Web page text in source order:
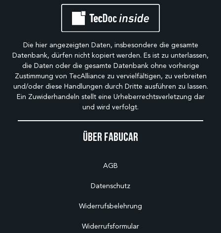
Über Fabucar
AGB
Datenschutz
Widerrufsbelehrung
Widerrufsformular
Die hier angezeigten Daten, insbesondere die gesamte
Datenbank, dürfen nicht kopiert werden. Es ist zu unterlassen,
die Daten oder die gesamte Datenbank ohne vorherige
Zustimmung von TecAlliance zu vervielfältigen, zu verbreiten
und/oder diese Handlungen durch Dritte ausführen zu lassen.
Ein Zuwiderhandeln stellt eine Urheberrechtsverletzung dar
und wird verfolgt.